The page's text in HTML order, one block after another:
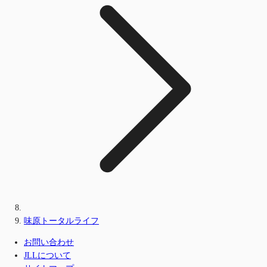
味原トータルライフ
お問い合わせ
JLLについて